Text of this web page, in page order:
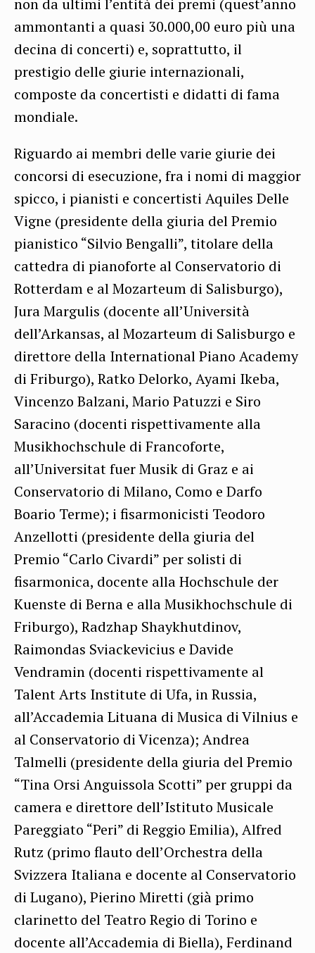
ammontanti a quasi 30.000,00 euro più una
decina di concerti) e, soprattutto, il
prestigio delle giurie internazionali,
composte da concertisti e didatti di fama
mondiale.
Riguardo ai membri delle varie giurie dei
concorsi di esecuzione, fra i nomi di maggior
spicco, i pianisti e concertisti Aquiles Delle
Vigne (presidente della giuria del Premio
pianistico “Silvio Bengalli”, titolare della
cattedra di pianoforte al Conservatorio di
Rotterdam e al Mozarteum di Salisburgo),
Jura Margulis (docente all’Università
dell’Arkansas, al Mozarteum di Salisburgo e
direttore della International Piano Academy
di Friburgo), Ratko Delorko, Ayami Ikeba,
Vincenzo Balzani, Mario Patuzzi e Siro
Saracino (docenti rispettivamente alla
Musikhochschule di Francoforte,
all’Universitat fuer Musik di Graz e ai
Conservatorio di Milano, Como e Darfo
Boario Terme); i fisarmonicisti Teodoro
Anzellotti (presidente della giuria del
Premio “Carlo Civardi” per solisti di
fisarmonica, docente alla Hochschule der
Kuenste di Berna e alla Musikhochschule di
Friburgo), Radzhap Shaykhutdinov,
Raimondas Sviackevicius e Davide
Vendramin (docenti rispettivamente al
Talent Arts Institute di Ufa, in Russia,
all’Accademia Lituana di Musica di Vilnius e
al Conservatorio di Vicenza); Andrea
Talmelli (presidente della giuria del Premio
“Tina Orsi Anguissola Scotti” per gruppi da
camera e direttore dell’Istituto Musicale
Pareggiato “Peri” di Reggio Emilia), Alfred
Rutz (primo flauto dell’Orchestra della
Svizzera Italiana e docente al Conservatorio
di Lugano), Pierino Miretti (già primo
clarinetto del Teatro Regio di Torino e
docente all’Accademia di Biella), Ferdinand